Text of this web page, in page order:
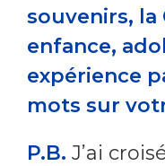
souvenirs, la
enfance,
expérience
mots sur
P.B. J’ai